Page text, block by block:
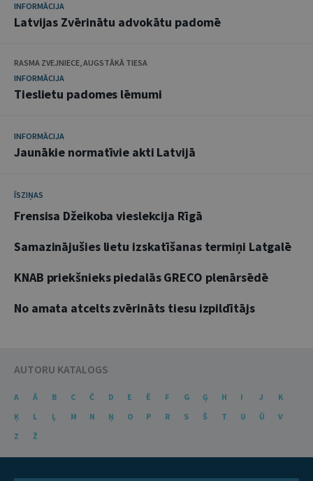
INFORMĀCIJA
Latvijas Zvērinātu advokātu padomē
RASMA ZVEJNIECE, AUGSTĀKĀ TIESA
INFORMĀCIJA
Tieslietu padomes lēmumi
INFORMĀCIJA
Jaunākie normatīvie akti Latvijā
ĪSZIŅAS
Frensisa Džeikoba vieslekcija Rīgā
Samazinājušies lietu izskatīšanas termiņi Latgalē
KNAB priekšnieks piedalās GRECO plenārsēdē
No amata atcelts zvērināts tiesu izpildītājs
AUTORU KATALOGS
A Ā B C Č D E Ē F G Ģ H I J
K
Ķ
L Ļ M N Ņ O P R S Š T U Ū
V
Z
Ž